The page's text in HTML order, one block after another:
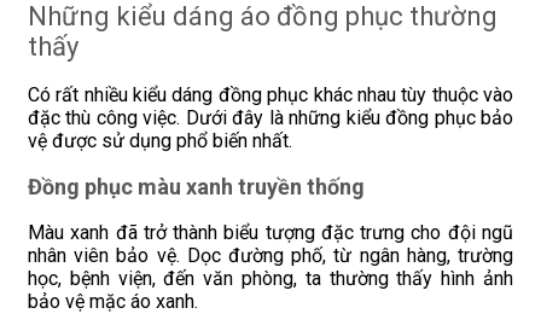
Những kiểu dáng áo đồng phục thường
thấy
Có rất nhiều kiểu dáng đồng phục khác nhau tùy thuộc vào
đặc thù công việc. Dưới đây là những kiểu đồng phục bảo
vệ được sử dụng phổ biến nhất.
Đồng phục màu xanh truyền thống
Màu xanh đã trở thành biểu tượng đặc trưng cho đội ngũ
nhân viên bảo vệ. Dọc đường phố, từ ngân hàng, trường
học, bệnh viện, đến văn phòng, ta thường thấy hình ảnh
bảo vệ mặc áo xanh.